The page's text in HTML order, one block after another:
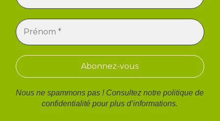
Nous ne spammons pas ! Consultez notrepolitique de
confidentialité pour plus d’informations.